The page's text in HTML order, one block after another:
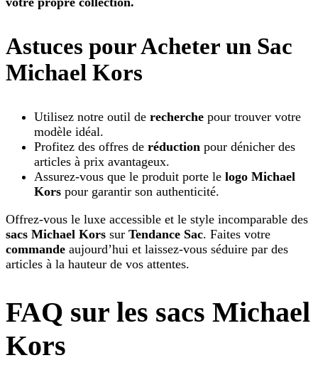
Astuces pour Acheter un Sac
Michael Kors
Utilisez notre outil de recherche pour trouver votre
modèle idéal.
Profitez des offres de réduction pour dénicher des
articles à prix avantageux.
Assurez-vous que le produit porte le logo Michael
Kors pour garantir son authenticité.
Offrez-vous le luxe accessible et le style incomparable des
sacs Michael Kors sur Tendance Sac. Faites votre
commande aujourd’hui et laissez-vous séduire par des
articles à la hauteur de vos attentes.
FAQ sur les sacs Michael
Kors